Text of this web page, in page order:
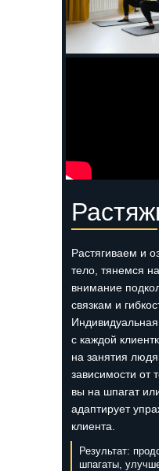
Растягиваем и
тело, тянемся
внимание
связкам и
с каждой
на занятия
зависимости от
вы на шпагат
адаптирует
клиента.
Результат:
шпагаты,